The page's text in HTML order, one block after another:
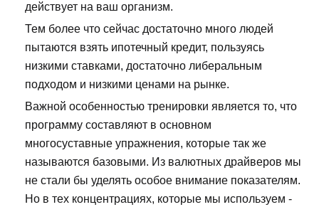
действует на ваш организм.
Тем более что сейчас достаточно много людей
пытаются взять ипотечный кредит, пользуясь
низкими ставками, достаточно либеральным
подходом и низкими ценами на рынке.
Важной особенностью тренировки является то, что
программу составляют в основном
многосуставные упражнения, которые так же
называются базовыми. Из валютных драйверов мы
не стали бы уделять особое внимание показателям.
Но в тех концентрациях, которые мы используем -